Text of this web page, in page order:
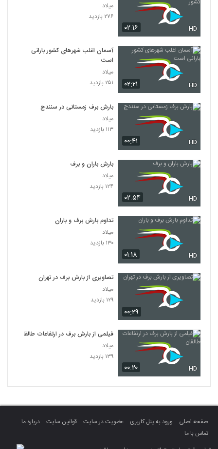
۰۲:۱۶ HD
میلاد
۲۷۶ بازدید
۰۲:۲۱ HD
آسمان اغلب شهرهای کشور بارانی
است
میلاد
۲۵۱ بازدید
۰۰:۴۱ HD
بارش برف زمستانی در سنندج
میلاد
۱۱۳ بازدید
۰۲:۵۴ HD
بارش باران و برف
میلاد
۱۲۴ بازدید
۰۱:۱۸ HD
تداوم بارش برف و باران
میلاد
۱۳۰ بازدید
۰۰:۲۹
تصاویری از بارش برف در تهران
میلاد
۱۲۹ بازدید
۰۰:۲۰ HD
فیلمی از بارش برف در ارتفاعات طالقان
میلاد
۱۳۹ بازدید
صفحه اصلی ورود به پنل کاربری عضویت در سایت قوانین سایت
درباره ما
تماس با ما